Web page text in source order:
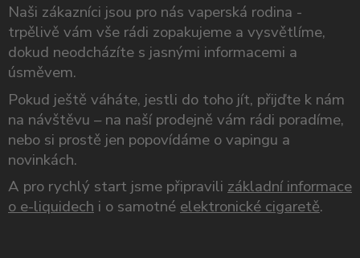
Naši zákazníci jsou pro nás vaperská rodina -
trpělivě vám vše rádi zopakujeme a vysvětlíme,
dokud neodcházíte s jasnými informacemi a
úsměvem.
Pokud ještě váháte, jestli do toho jít, přijďte k nám
na návštěvu – na naší prodejně vám rádi poradíme,
nebo si prostě jen popovídáme o vapingu a
novinkách.
A pro rychlý start jsme připravili základní informace
o e-liquidech i o samotnéelektronické cigaretě.